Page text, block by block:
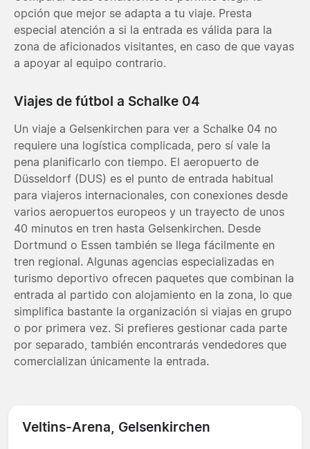
opción que mejor se adapta a tu viaje. Presta
especial atención a si la entrada es válida para la
zona de aficionados visitantes, en caso de que vayas
a apoyar al equipo contrario.
Viajes de fútbol a Schalke 04
Un viaje a Gelsenkirchen para ver a Schalke 04 no
requiere una logística complicada, pero sí vale la
pena planificarlo con tiempo. El aeropuerto de
Düsseldorf (DUS) es el punto de entrada habitual
para viajeros internacionales, con conexiones desde
varios aeropuertos europeos y un trayecto de unos
40 minutos en tren hasta Gelsenkirchen. Desde
Dortmund o Essen también se llega fácilmente en
tren regional. Algunas agencias especializadas en
turismo deportivo ofrecen paquetes que combinan la
entrada al partido con alojamiento en la zona, lo que
simplifica bastante la organización si viajas en grupo
o por primera vez. Si prefieres gestionar cada parte
por separado, también encontrarás vendedores que
comercializan únicamente la entrada.
Veltins-Arena, Gelsenkirchen